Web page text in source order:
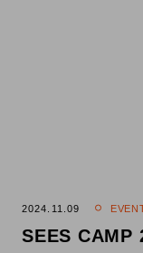
2024.11.09
SEES CAMP